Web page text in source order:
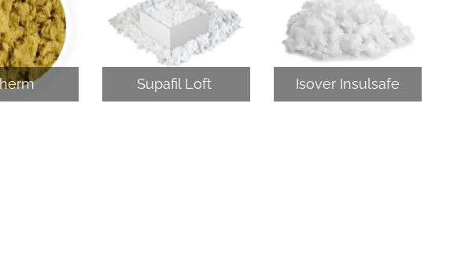
Supafil Loft Isover Insulsafe